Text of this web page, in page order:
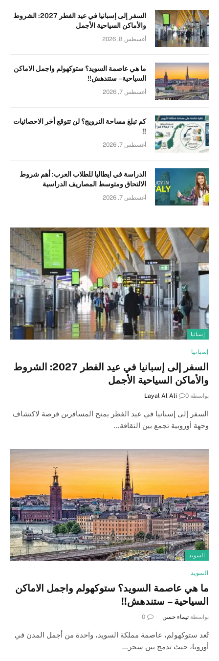
السفر إلى إسبانيا في عيد الفطر 2027: الشروط
والأماكن السياحية الأجمل
أغسطس 8, 2026
ما هي عاصمة السويد؟ ستوكهولم واجمل الاماكن
السياحية – ستندهش!!
أغسطس 7, 2026
كم تبلغ مساحة النرويج؟ لن تتوقع أخر الاحصائيات
!!
أغسطس 7, 2026
الدراسة في ايطاليا للطلاب العرب: أهم شروط
الالتحاق ومتوسط المصاريف الدراسية
أغسطس 7, 2026
إسبانيا
إسبانيا
السفر إلى إسبانيا في عيد الفطر 2027: الشروط
والأماكن السياحية الأجمل
بواسطة Layal Al Ali 0
السفر إلى إسبانيا في عيد الفطر يمنح المسافرين فرصة لاكتشاف
وجهة أوروبية تجمع بين الثقافة…
السويد
السويد
ما هي عاصمة السويد؟ ستوكهولم واجمل الاماكن
السياحية – ستندهش!!
بواسطة تيماء حسن 0
تُعد ستوكهولم، عاصمة مملكة السويد، واحدة من أجمل المدن في
أوروبا، حيث تدمج بين سحر…